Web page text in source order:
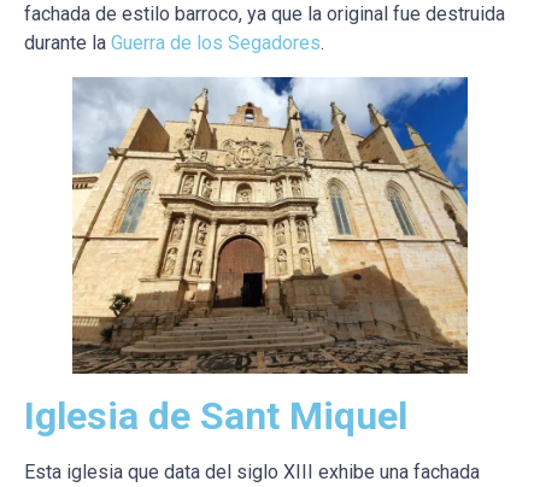
fachada de estilo barroco, ya que la original fue destruida
durante la Guerra de los Segadores.
Iglesia de Sant Miquel
Esta iglesia que data del siglo XIII exhibe una fachada